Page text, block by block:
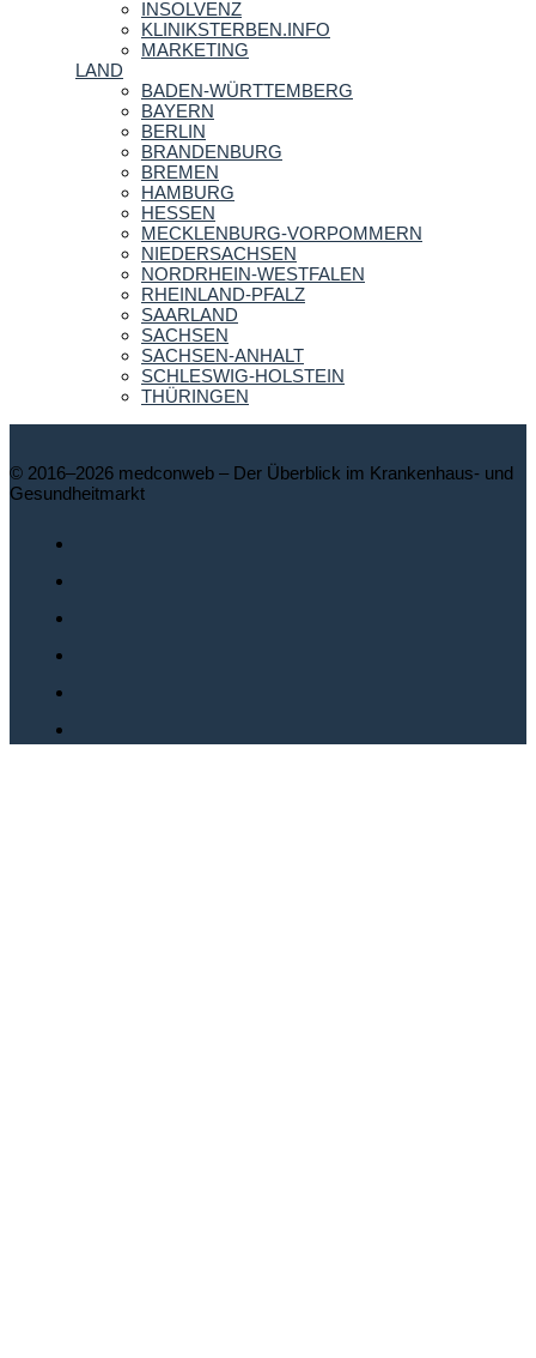
INSOLVENZ
KLINIKSTERBEN.INFO
MARKETING
LAND
BADEN-WÜRTTEMBERG
BAYERN
BERLIN
BRANDENBURG
BREMEN
HAMBURG
HESSEN
MECKLENBURG-VORPOMMERN
NIEDERSACHSEN
NORDRHEIN-WESTFALEN
RHEINLAND-PFALZ
SAARLAND
SACHSEN
SACHSEN-ANHALT
SCHLESWIG-HOLSTEIN
THÜRINGEN
© 2016–2026 medconweb – Der Überblick im Krankenhaus- und
Gesundheitmarkt